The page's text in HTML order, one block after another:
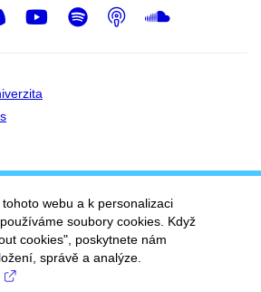
DiscordYoutube
Spotify
Podcast
webu a k personalizaci
soubory cookies. Když
cookies", poskytnete nám
správě a analýze.